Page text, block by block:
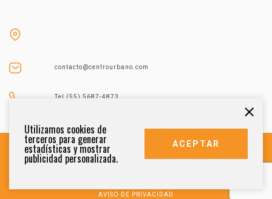
contacto@centrourbano.com
Tel (55) 5687-4873
AVISO DE PRIVACIDAD
Utilizamos cookies de
terceros para generar
estadísticas y mostrar
publicidad personalizada.
ACEPTAR